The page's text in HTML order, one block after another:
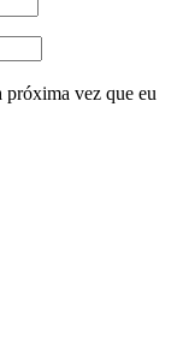
próxima vez que eu